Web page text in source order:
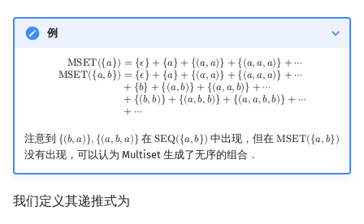
例
MSET({𝑎}) = {𝜖} + {𝑎} + {(𝑎,𝑎)} + {(𝑎,𝑎,𝑎)} +⋯
MSET({𝑎,𝑏}) = {𝜖} + {𝑎} +{(𝑎,𝑎)} + {(𝑎,𝑎,𝑎)} +⋯
+ {𝑏} + {(𝑎,𝑏)} + {(𝑎,𝑎,𝑏)} +⋯
+ {(𝑏,𝑏)} + {(𝑎,𝑏,𝑏)} + {(𝑎,𝑎,𝑏,𝑏)} + ⋯
+ ⋯
)={ϵ}+{a}+ {(a, a)} +{( a a, a)}+⋯ MSET({ a b} ) ={ϵ}+{ a}+{ (a, a)
注意到 {(𝑏,𝑎)}, {(𝑎,𝑏,𝑎)}
{(b,a)},{( a,b,a)} 在 SEQ({𝑎,𝑏})
SEQ({a,b}) 中出现，但在MSET({𝑎,𝑏})
MSET({a,b})
没有出现，可以认为 Multiset 生成了无序的组合．
我们定义其递推式为